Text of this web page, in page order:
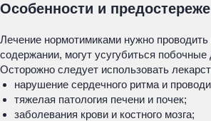
Особенности и
Лечение нормотимиками нужно
содержании, могут усугубиться
Осторожно следует использовать
нарушение сердечного ритма и
тяжелая патология печени и почек;
заболевания крови и костного мозга;